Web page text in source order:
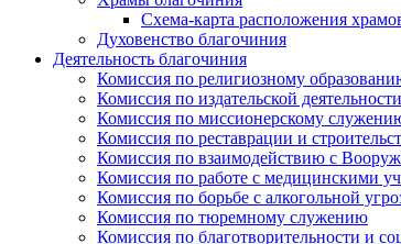
Схема-карта расположения
Духовенство благочиния
Деятельность благочиния
Комиссия по религиозному
Комиссия по издательской
Комиссия по миссионерскому
Комиссия по реставрации и
Комиссия по взаимодействию с
Комиссия по работе с медицинскими
Комиссия по борьбе с алкогольной
Комиссия по тюремному служению
Комиссия по благотворительности и